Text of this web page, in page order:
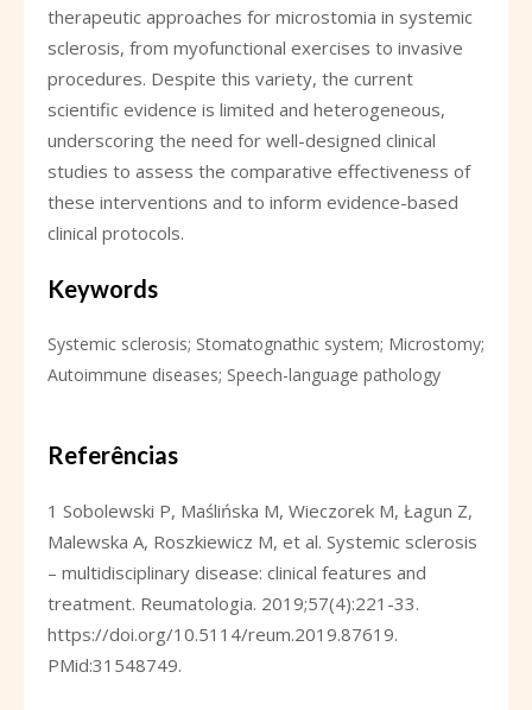
therapeutic approaches for microstomia in systemic
sclerosis, from myofunctional exercises to invasive
procedures. Despite this variety, the current
scientific evidence is limited and heterogeneous,
underscoring the need for well-designed clinical
studies to assess the comparative effectiveness of
these interventions and to inform evidence-based
clinical protocols.
Keywords
Systemic sclerosis; Stomatognathic system; Microstomy;
Autoimmune diseases; Speech-language pathology
Referências
1 Sobolewski P, Maślińska M, Wieczorek M, Łagun Z,
Malewska A, Roszkiewicz M, et al. Systemic sclerosis
– multidisciplinary disease: clinical features and
treatment. Reumatologia. 2019;57(4):221-33.
https://doi.org/10.5114/reum.2019.87619.
PMid:31548749.